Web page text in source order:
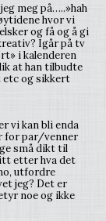
meg på…..»hah
hvor vi
og få og å gi
Igår på tv
i kalenderen
at han tilbudte
etc og sikkert
vi kan bli enda
for par/venner
små dikt til
etter hva det
utfordre
jeg? Det er
noe og ikke